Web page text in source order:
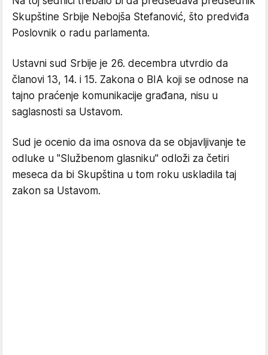
Skupštine Srbije Nebojša Stefanović, što predviđa
Poslovnik o radu parlamenta.
Ustavni sud Srbije je 26. decembra utvrdio da
članovi 13, 14. i 15. Zakona o BIA koji se odnose na
tajno praćenje komunikacije građana, nisu u
saglasnosti sa Ustavom.
Sud je ocenio da ima osnova da se objavljivanje te
odluke u "Službenom glasniku" odloži za četiri
meseca da bi Skupština u tom roku uskladila taj
zakon sa Ustavom.